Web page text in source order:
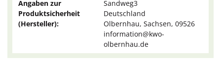
Angaben zur
Produktsicherheit
(Hersteller):
Sandweg3
Deutschland
Olbernhau, Sachsen, 09526
information@kwo-
olbernhau.de